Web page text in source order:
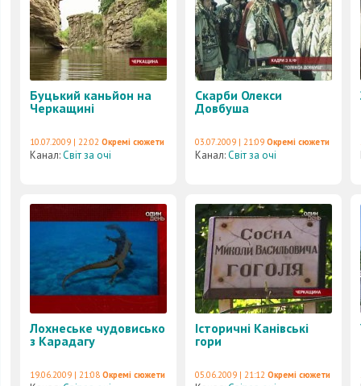
Буцький каньйон на
Черкащині
10.07.2009 | 22:02 Окремі сюжети
Канал:Світ за очі
Скарби Олекси
Довбуша
03.07.2009 | 21:09 Окремі сюжети
Канал:Світ за очі
Лохнеське чудовисько
з Карадагу
19.06.2009 | 21:08 Окремі сюжети
Історичні Канівські
гори
05.06.2009 | 21:12 Окремі сюжети